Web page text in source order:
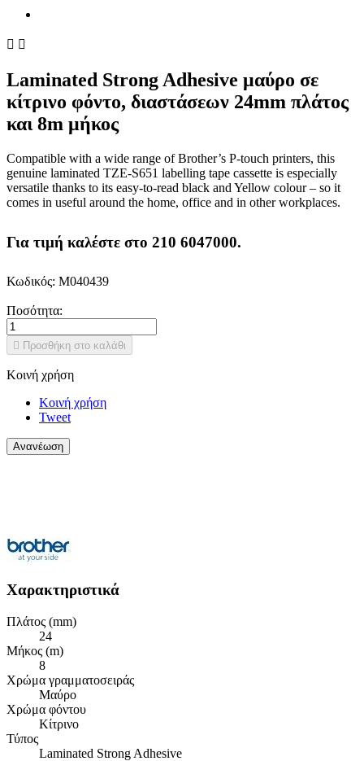
 
Laminated Strong Adhesive μαύρο σε
κίτρινο φόντο, διαστάσεων 24mm πλάτος
και 8m μήκος
Compatible with a wide range of Brother’s P-touch printers, this
genuine laminated TZE-S651 labelling tape cassette is especially
versatile thanks to its easy-to-read black and Yellow colour – so it
comes in useful around the home, office and in other workplaces.
Για τιμή καλέστε στο 210 6047000.
Κωδικός: M040439
Ποσότητα:
 Προσθήκη στο καλάθι
Κοινή χρήση
Κοινή χρήση
Tweet
Χαρακτηριστικά
Πλάτος (mm)
24
Μήκος (m)
8
Χρώμα γραμματοσειράς
Μαύρο
Χρώμα φόντου
Κίτρινο
Τύπος
Laminated Strong Adhesive